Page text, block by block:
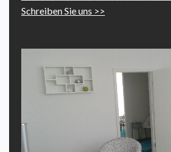
Schreiben Sie uns >>